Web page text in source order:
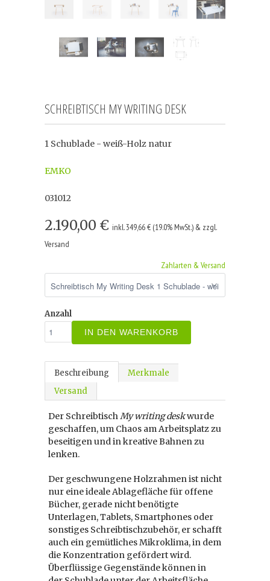
SCHREIBTISCH MY WRITING DESK
1 Schublade - weiß-Holz natur
EMKO
031012
2.190,00 € inkl. 349,66 € (19.0% MwSt.) & zzgl.
Versand
Zahlarten & Versand
Anzahl
IN DEN WARENKORB
Beschreibung
Merkmale
Versand
Der SchreibtischMy writing deskwurde
geschaffen, um Chaos am Arbeitsplatz zu
beseitigen und in kreative Bahnen zu
lenken.
Der geschwungene Holzrahmen ist nicht
nur eine ideale Ablagefläche für offene
Bücher, gerade nicht benötigte
Unterlagen, Tablets, Smartphones oder
sonstiges Schreibtischzubehör, er schafft
auch ein gemütliches Mikroklima, in dem
die Konzentration gefördert wird.
Überflüssige Gegenstände können in